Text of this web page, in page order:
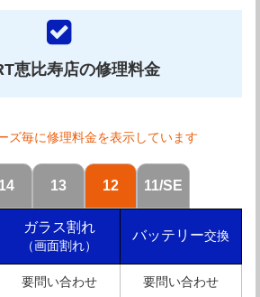
徒歩1分の好立地。年中無休で修理対
の頃より修理を行っていま
と経験に基づいた修理を提供してくれ
ス割れやバッテリー交換、水没修理
幅広く対応してくれるのはもちろん
、代替機の貸し出しも行っていますの
買取、スマホケースの販売やフィルム
恵比寿店の修理料金
ズ毎に修理料金を表示しています
14 13 12 11/SE
ガラス割れ
（画面割れ）
バッテリー交換
要問い合わせ 要問い合わせ